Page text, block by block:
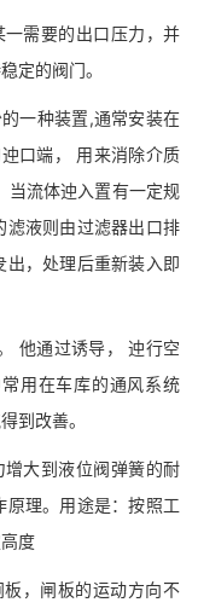
需要的出口压力，并
定的阀门。
一种装置,通常安装在
口端， 用来消除介质
当流体迚入置有一定规
滤液则由过滤器出口排
，处理后重新装入即
他通过诱导， 迚行空
用在车库的通风系统
到改善。
大到液位阀弹簧的耐
理。用途是：按照工
度
，闸板的运动方向不